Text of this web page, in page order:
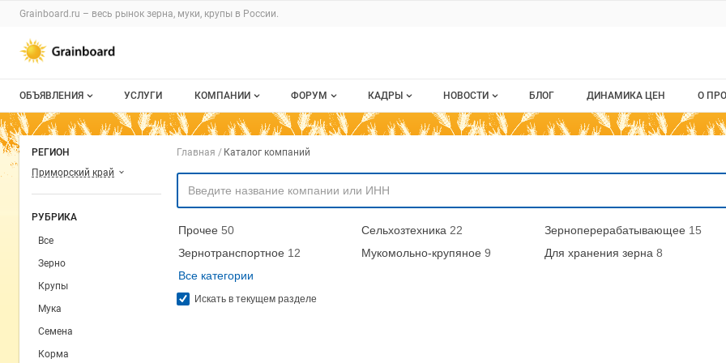
Раздел навигации по сайту grainboard.ru
Grainboard.ru – весь рынок зерна, муки, крупы в России.
Авторизация и меню пользователя
Навигация по разделам сайта grainboard.ru
ОБЪЯВЛЕНИЯ
Все объявления
Мои объявления
УСЛУГИ КОМПАНИИ
О каталоге компаний
Моя компания
Платное размещение
ФОРУМ
Все темы
КАДРЫ
Все вакансии
НОВОСТИ
Новости рынка
БЛОГ ДИНАМИКА ЦЕН О
О
РЕГИОН
Приморский край
РУБРИКА
Все
Зерно
Крупы
Мука
Семена
Корма
Навигация по компаниям
Главная Каталог компаний
Прочее 50 Сельхозтехника 22 Зерноперерабатывающее 15
Зернотранспортное 12 Мукомольно-крупяное 9 Для хранения зерна 8
Все категории
Искать в текущем разделе